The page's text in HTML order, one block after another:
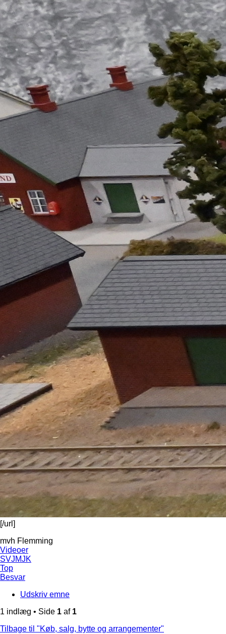
[/url]
mvh Flemming
Videoer
SVJMJK
Top
Besvar
Udskriv emne
1 indlæg • Side 1 af 1
Tilbage til "Køb, salg, bytte og arrangementer"